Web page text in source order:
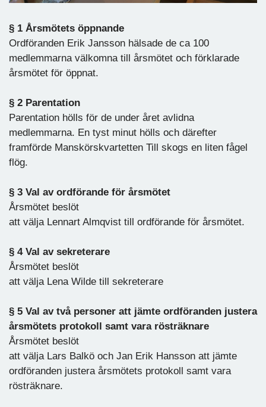
§ 1 Årsmötets öppnande
Ordföranden Erik Jansson hälsade de ca 100
medlemmarna välkomna till årsmötet och förklarade
årsmötet för öppnat.
§ 2 Parentation
Parentation hölls för de under året avlidna
medlemmarna. En tyst minut hölls och därefter
framförde Manskörskvartetten Till skogs en liten fågel
flög.
§ 3 Val av ordförande för årsmötet
Årsmötet beslöt
att välja Lennart Almqvist till ordförande för årsmötet.
§ 4 Val av sekreterare
Årsmötet beslöt
att välja Lena Wilde till sekreterare
§ 5 Val av två personer att jämte ordföranden justera
årsmötets protokoll samt vara rösträknare
Årsmötet beslöt
att välja Lars Balkö och Jan Erik Hansson att jämte
ordföranden justera årsmötets protokoll samt vara
rösträknare.